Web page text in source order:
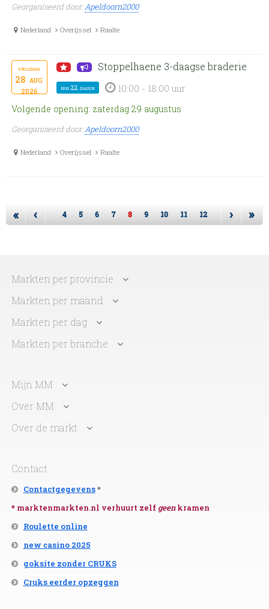
Georganiseerd door:Apeldoorn2000
Nederland Overijssel Raalte
vrijdag
28 aug
2026
Stoppelhaene 3-daagse braderie
nog 22 dagen
10:00 - 18:00 uur
Volgende opening: zaterdag 29 augustus
Georganiseerd door:Apeldoorn2000
Nederland Overijssel Raalte
« ‹ 4 5 6 7 8 9 10 11 12 › »
Markten per provincie
Markten per maand
Markten per dag
Markten per branche
Mijn MM
Over MM
Over de markt
Contact
Contactgegevens*
* marktenmarkten.nl verhuurt zelf geenkramen
Roulette online
new casino 2025
goksite zonder CRUKS
Cruks eerder opzeggen